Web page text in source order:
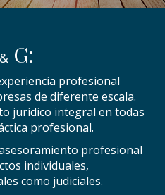
&G:
profesional
de diferente escala.
jurídico integral en todas
profesional.
profesional
individuales,
como judiciales.